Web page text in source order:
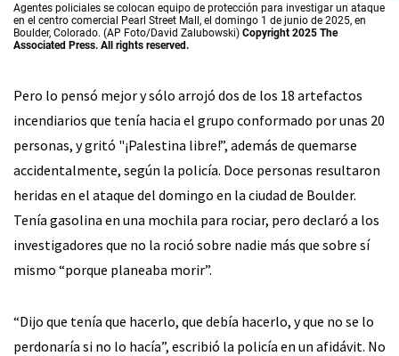
Agentes policiales se colocan equipo de protección para investigar un ataque
en el centro comercial Pearl Street Mall, el domingo 1 de junio de 2025, en
Boulder, Colorado. (AP Foto/David Zalubowski) Copyright 2025 The
Associated Press. All rights reserved.
Pero lo pensó mejor y sólo arrojó dos de los 18 artefactos
incendiarios que tenía hacia el grupo conformado por unas 20
personas, y gritó "¡Palestina libre!”, además de quemarse
accidentalmente, según la policía. Doce personas resultaron
heridas en el ataque del domingo en la ciudad de Boulder.
Tenía gasolina en una mochila para rociar, pero declaró a los
investigadores que no la roció sobre nadie más que sobre sí
mismo “porque planeaba morir”.
“Dijo que tenía que hacerlo, que debía hacerlo, y que no se lo
perdonaría si no lo hacía”, escribió la policía en un afidávit. No